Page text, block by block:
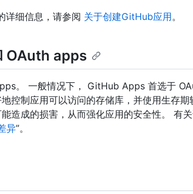
细信息，请参阅 关于创建GitHub应用。
OAuth apps
。 一般情况下， GitHub Apps 首选于
控制应用可以访问的存储库，并使用生存
造成的损害，从而强化应用的安全性。 有
异”。